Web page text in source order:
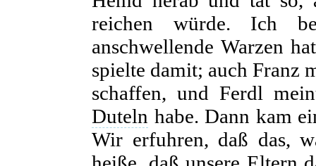
reichen würde. Ich
anschwellende Warzen
spielte damit; auch Franz
schaffen, und Ferdl
Duteln habe. Dann kam
Wir erfuhren, daß das,